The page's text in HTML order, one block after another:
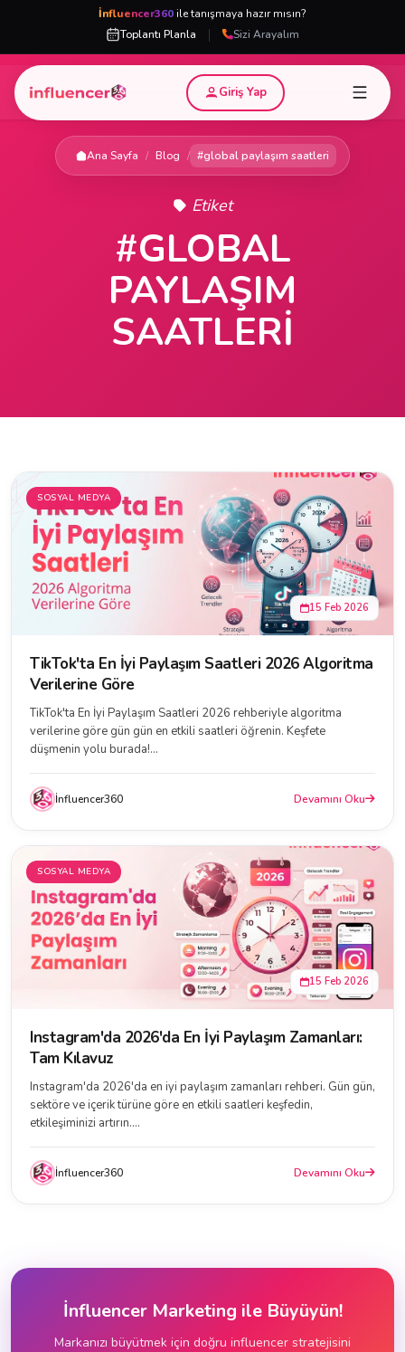
İnfluencer360 ile tanışmaya hazır mısın?
Toplantı Planla
| Sizi Arayalım
Giriş Yap
Ana Sayfa / Blog / #global paylaşım saatleri
Etiket
#GLOBAL
PAYLAŞIM
SAATLERI
SOSYAL MEDYA
15 Feb 2026
TikTok'ta En İyi Paylaşım Saatleri 2026 Algoritma
Verilerine Göre
TikTok'ta En İyi Paylaşım Saatleri 2026 rehberiyle algoritma
verilerine göre gün gün en etkili saatleri öğrenin. Keşfete
düşmenin yolu burada!...
İnfluencer360 Devamını Oku
SOSYAL MEDYA
15 Feb 2026
Instagram'da 2026'da En İyi Paylaşım Zamanları:
Tam Kılavuz
Instagram'da 2026'da en iyi paylaşım zamanları rehberi. Gün gün,
sektöre ve içerik türüne göre en etkili saatleri keşfedin,
etkileşiminizi artırın....
İnfluencer360 Devamını Oku
İnfluencer Marketing ile Büyüyün!
Markanızı büyütmek için doğru influencer stratejisini